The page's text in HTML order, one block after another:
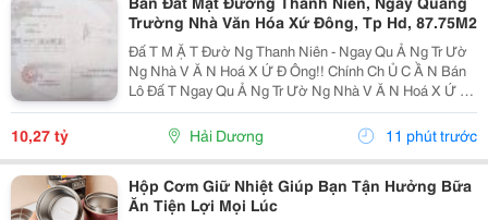
Trường Nhà Văn Hóa Xứ Đông, Tp Hd, 87.75M2
Đấ T M Ặ T Đườ Ng Thanh Niên - Ngay Qu Ả Ng Tr Ườ
Ng Nhà V Ă N Hoá X Ứ Đ Ông!! Chính Ch Ủ C Ầ N Bán
Lô Đấ T Ngay Qu Ả Ng Tr Ườ Ng Nhà V Ă N Hoá X Ứ Đ
Ông, M Ặ T Đườ Ng Thanh Niên, Thành Ph Ố H Ả I D
Ươ Ng - Di Ệ N Tích 87.75M2, M Ặ T Ti Ề N 4.5M...
10,27 tỷ Hải Dương 11 phút trước
Hộp Cơm Giữ Nhiệt Giúp Bạn Tận Hưởng Bữa
Ăn Tiện Lợi Mọi Lúc